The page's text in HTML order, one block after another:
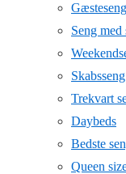
Seng
Skabsseng
Trekvart
Daybeds
Bedste
Queen